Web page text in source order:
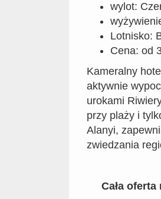
wylot:
Lotnisko:
Cena: od
Kameralny
aktywnie
urokami
przy plaży i
Alanyi,
zwiedzania
Cała